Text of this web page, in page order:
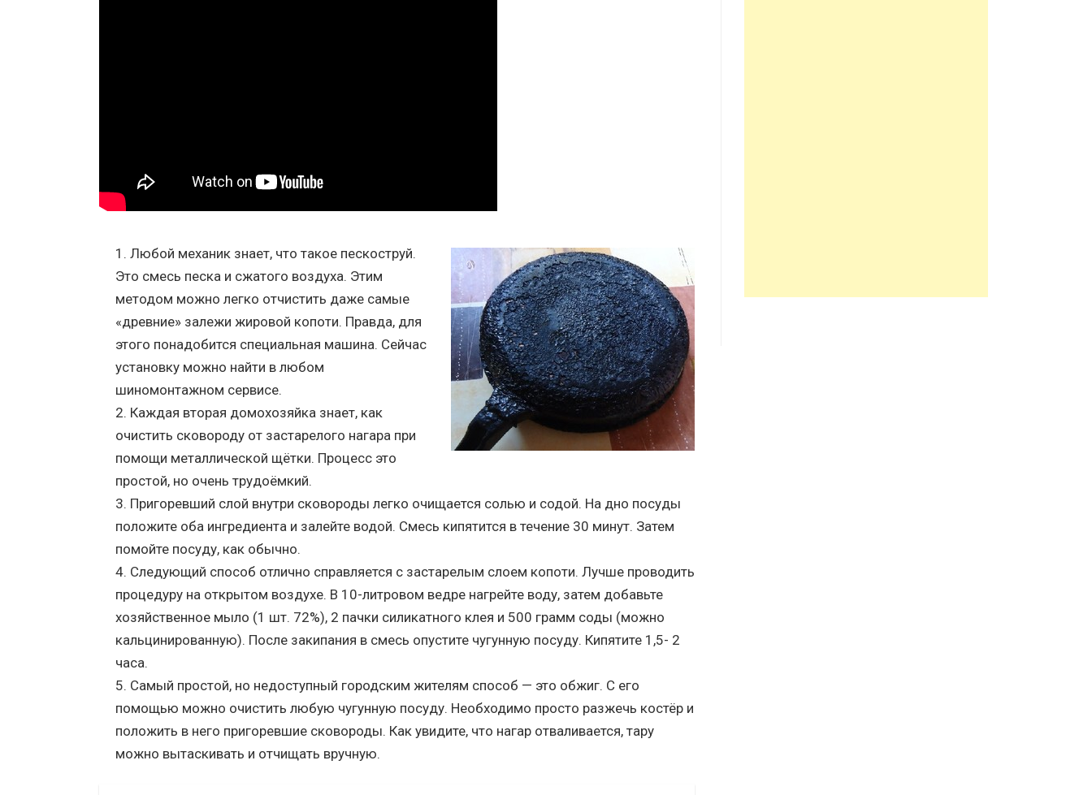
Любой механик знает, что такое пескоструй.
Это смесь песка и сжатого воздуха. Этим
методом можно легко отчистить даже самые
«древние» залежи жировой копоти. Правда, для
этого понадобится специальная машина. Сейчас
установку можно найти в любом
шиномонтажном сервисе.
Каждая вторая домохозяйка знает, как
очистить сковороду от застарелого нагара при
помощи металлической щётки. Процесс это
простой, но очень трудоёмкий.
Пригоревший слой внутри сковороды легко очищается солью и содой. На дно посуды
положите оба ингредиента и залейте водой. Смесь кипятится в течение 30 минут. Затем
помойте посуду, как обычно.
Следующий способ отлично справляется с застарелым слоем копоти. Лучше проводить
процедуру на открытом воздухе. В 10-литровом ведре нагрейте воду, затем добавьте
хозяйственное мыло (1 шт. 72%), 2 пачки силикатного клея и 500 грамм соды (можно
кальцинированную). После закипания в смесь опустите чугунную посуду. Кипятите 1,5- 2
часа.
Самый простой, но недоступный городским жителям способ — это обжиг. С его
помощью можно очистить любую чугунную посуду. Необходимо просто разжечь костёр и
положить в него пригоревшие сковороды. Как увидите, что нагар отваливается, тару
можно вытаскивать и отчищать вручную.